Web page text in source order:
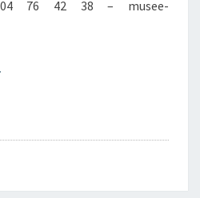
76 42 38 – musee-